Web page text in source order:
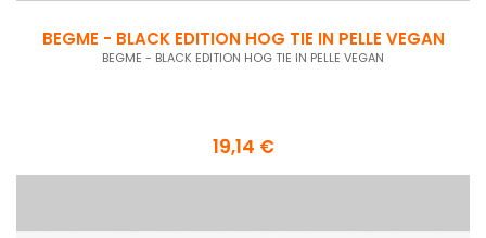
BEGME - BLACK EDITION HOG TIE IN PELLE VEGAN
BEGME - BLACK EDITION HOG TIE IN PELLE VEGAN
19,14 €